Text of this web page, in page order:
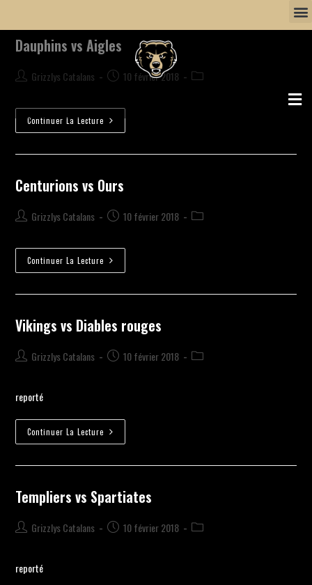
Dauphins vs Aigles
Grizzlys Catalans 10 février 2018
Continuer La Lecture
Centurions vs Ours
Grizzlys Catalans 10 février 2018
Continuer La Lecture
Vikings vs Diables rouges
Grizzlys Catalans 10 février 2018
reporté
Continuer La Lecture
Templiers vs Spartiates
Grizzlys Catalans 10 février 2018
reporté